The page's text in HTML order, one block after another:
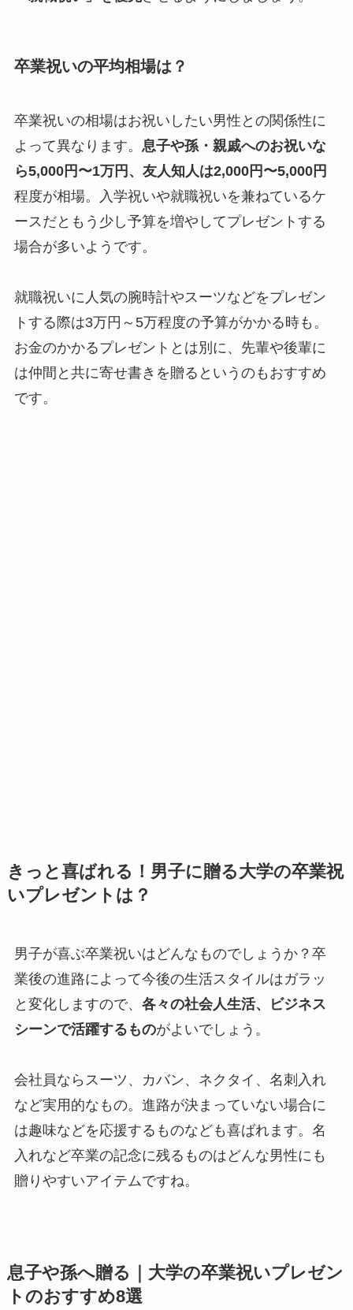
卒業祝いの平均相場は？
卒業祝いの相場はお祝いしたい男性との関係性に
よって異なります。 息子や孫・親戚へのお祝いな
ら5,000円〜1万円、友人知人は2,000円〜5,000円
程度が相場。入学祝いや就職祝いを兼ねているケ
ースだともう少し予算を増やしてプレゼントする
場合が多いようです。
就職祝いに人気の腕時計やスーツなどをプレゼン
トする際は3万円～5万程度の予算がかかる時も。
お金のかかるプレゼントとは別に、先輩や後輩に
は仲間と共に寄せ書きを贈るというのもおすすめ
です。
きっと喜ばれる！男子に贈る大学の卒業祝
いプレゼントは？
男子が喜ぶ卒業祝いはどんなものでしょうか？卒
業後の進路によって今後の生活スタイルはガラッ
と変化しますので、 各々の社会人生活、ビジネス
シーンで活躍するものがよいでしょう。
会社員ならスーツ、カバン、ネクタイ、名刺入れ
など実用的なもの。進路が決まっていない場合に
は趣味などを応援するものなども喜ばれます。名
入れなど卒業の記念に残るものはどんな男性にも
贈りやすいアイテムですね。
息子や孫へ贈る｜大学の卒業祝いプレゼン
トのおすすめ8選